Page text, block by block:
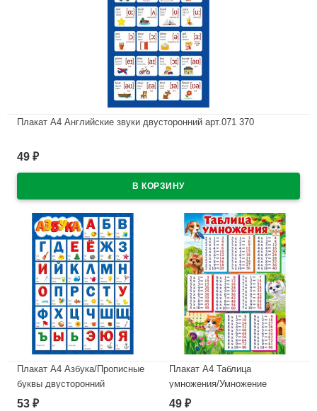
Плакат А4 Английские звуки двусторонний арт.071 370
49 ₽
Плакат А4 Азбука/Прописные
буквы двусторонний
арт.071128
53 ₽
Плакат А4 Таблица
умножения/Умножение
двусторонний арт.071.122
49 ₽